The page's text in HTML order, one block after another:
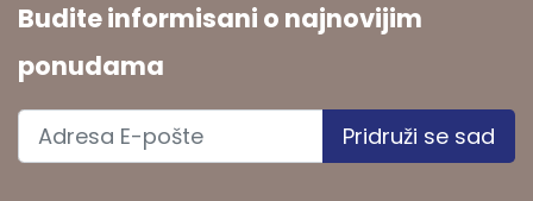
Budite informisani o najnovijim
ponudama
Pridruži se sad